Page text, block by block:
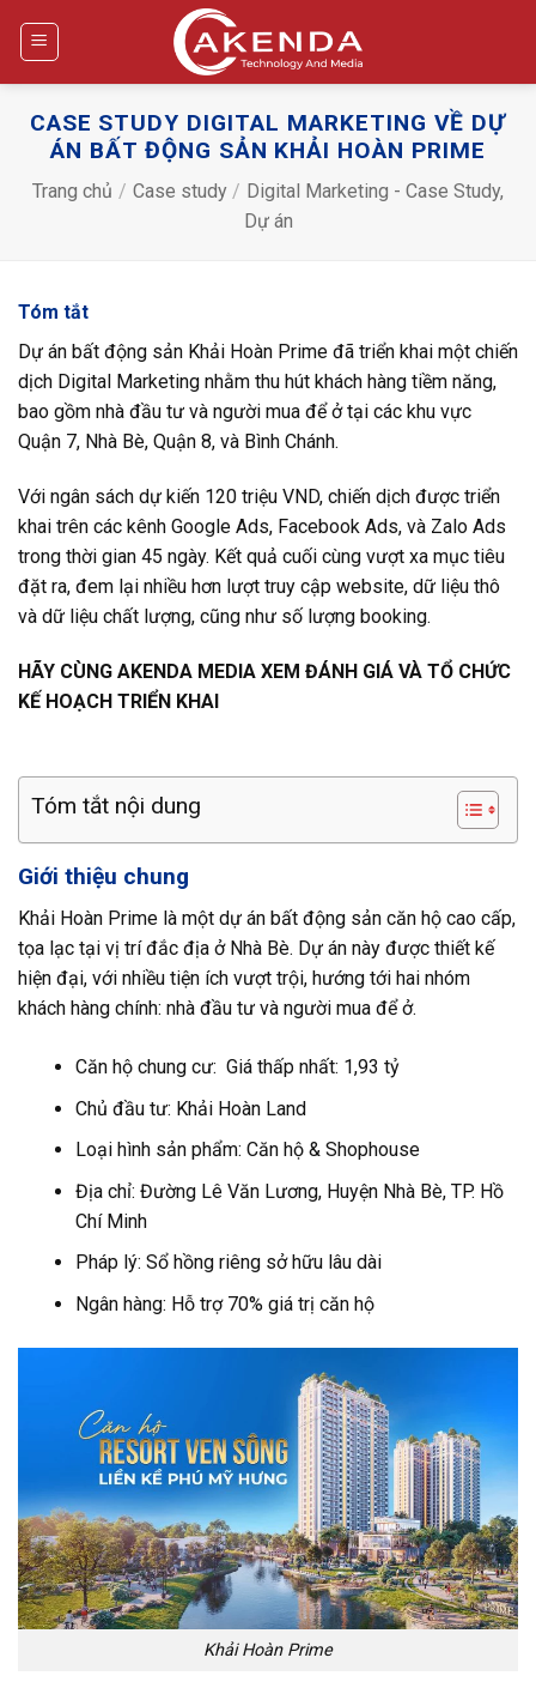
CASE STUDY DIGITAL MARKETING VỀ DỰ
ÁN BẤT ĐỘNG SẢN KHẢI HOÀN PRIME
Trang chủ / Case study / Digital Marketing - Case Study,
Dự án
Tóm tắt
Dự án bất động sản Khải Hoàn Prime đã triển khai một chiến
dịch Digital Marketing nhằm thu hút khách hàng tiềm năng,
bao gồm nhà đầu tư và người mua để ở tại các khu vực
Quận 7, Nhà Bè, Quận 8, và Bình Chánh.
Với ngân sách dự kiến 120 triệu VND, chiến dịch được triển
khai trên các kênh Google Ads, Facebook Ads, và Zalo Ads
trong thời gian 45 ngày. Kết quả cuối cùng vượt xa mục tiêu
đặt ra, đem lại nhiều hơn lượt truy cập website, dữ liệu thô
và dữ liệu chất lượng, cũng như số lượng booking.
HÃY CÙNG AKENDA MEDIA XEM ĐÁNH GIÁ VÀ TỔ CHỨC
KẾ HOẠCH TRIỂN KHAI
Tóm tắt nội dung
Giới thiệu chung
Khải Hoàn Prime là một dự án bất động sản căn hộ cao cấp,
tọa lạc tại vị trí đắc địa ở Nhà Bè. Dự án này được thiết kế
hiện đại, với nhiều tiện ích vượt trội, hướng tới hai nhóm
khách hàng chính: nhà đầu tư và người mua để ở.
Căn hộ chung cư: Giá thấp nhất: 1,93 tỷ
Chủ đầu tư: Khải Hoàn Land
Loại hình sản phẩm: Căn hộ & Shophouse
Địa chỉ: Đường Lê Văn Lương, Huyện Nhà Bè, TP. Hồ
Chí Minh
Pháp lý: Sổ hồng riêng sở hữu lâu dài
Ngân hàng: Hỗ trợ 70% giá trị căn hộ
Khải Hoàn Prime